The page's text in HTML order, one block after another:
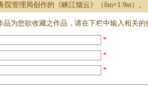
管理局创作的《峡江烟云》（6m×1.9m）。
为您欲收藏之作品，请在下栏中输入相关
*
*
*